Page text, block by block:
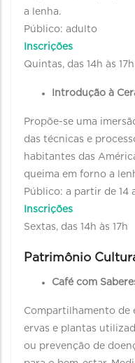
a lenha.
Público: adulto
Inscrições
Quintas, das 14h às 17h
Introdução à
Propõe-se uma
das técnicas e
habitantes das
queima em forno a
Público: a partir de 14
Inscrições
Sextas, das 14h às 17h
Patrimônio
Café com
Compartilhamento de
ervas e plantas
ou prevenção de